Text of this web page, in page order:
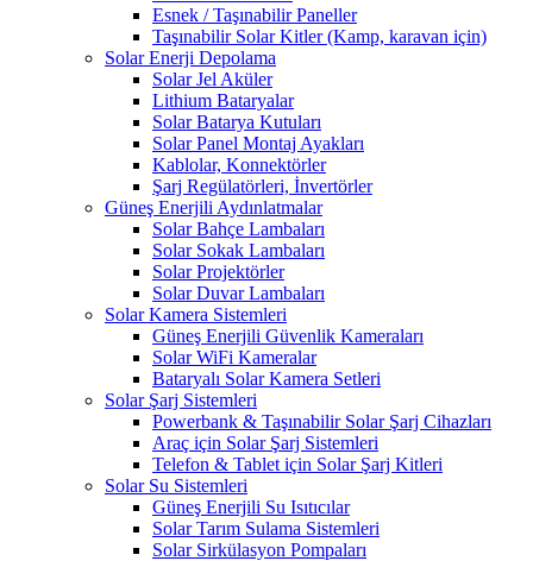
Esnek / Taşınabilir Paneller
Taşınabilir Solar Kitler (Kamp, karavan için)
Solar Enerji Depolama
Solar Jel Aküler
Lithium Bataryalar
Solar Batarya Kutuları
Solar Panel Montaj Ayakları
Kablolar, Konnektörler
Şarj Regülatörleri, İnvertörler
Güneş Enerjili Aydınlatmalar
Solar Bahçe Lambaları
Solar Sokak Lambaları
Solar Projektörler
Solar Duvar Lambaları
Solar Kamera Sistemleri
Güneş Enerjili Güvenlik Kameraları
Solar WiFi Kameralar
Bataryalı Solar Kamera Setleri
Solar Şarj Sistemleri
Powerbank & Taşınabilir Solar Şarj Cihazları
Araç için Solar Şarj Sistemleri
Telefon & Tablet için Solar Şarj Kitleri
Solar Su Sistemleri
Güneş Enerjili Su Isıtıcılar
Solar Tarım Sulama Sistemleri
Solar Sirkülasyon Pompaları